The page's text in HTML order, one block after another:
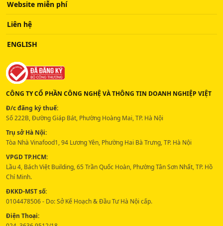
Website miễn phí
Liên hệ
ENGLISH
CÔNG TY CỔ PHẦN CÔNG NGHỆ VÀ THÔNG TIN DOANH NGHIỆP VIỆT
Đ/c đăng ký thuế:
Số 222B, Đường Giáp Bát, Phường Hoàng Mai, TP. Hà Nội
Trụ sở Hà Nội:
Tòa Nhà Vinafood1, 94 Lương Yên, Phường Hai Bà Trưng, TP. Hà Nội
VPGD TP.HCM:
Lầu 4, Bách Việt Building, 65 Trần Quốc Hoàn, Phường Tân Sơn Nhất, TP. Hồ
Chí Minh.
ĐKKD-MST số:
0104478506 - Do: Sở Kế Hoạch & Đầu Tư Hà Nội cấp.
Điện Thoại: